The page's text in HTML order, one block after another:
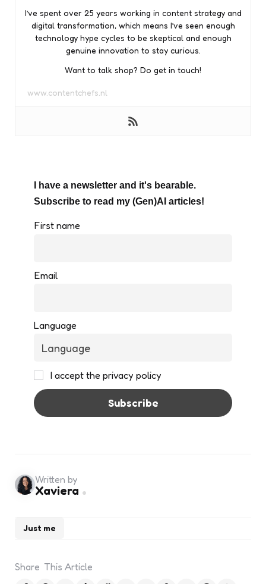
I’ve spent over 25 years working in content strategy and
digital transformation, which means I’ve seen enough
technology hype cycles to be skeptical and enough
genuine innovation to stay curious.
Want to talk shop? Do get in touch!
www.contentchefs.nl
I have a newsletter and it's bearable.
Subscribe to read my (Gen)AI articles!
First name
Email
Language
I accept the privacy policy
Just me
Written by
Xaviera
Share This Article